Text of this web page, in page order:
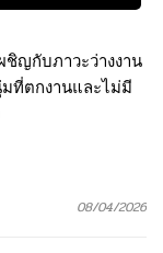
ญกับภาวะว่างงาน
มที่ตกงานและไม่มี
08/04/2026